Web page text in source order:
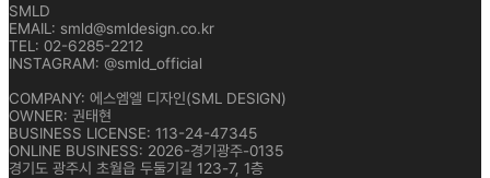
SMLD
EMAIL: smld@smldesign.co.kr
TEL: 02-6285-2212
INSTAGRAM: @smld_official
COMPANY: 에스엠엘 디자인(SML DESIGN)
OWNER: 권태현
BUSINESS LICENSE: 113-24-47345
ONLINE BUSINESS: 2026-경기광주-0135
경기도 광주시 초월읍 두둘기길 123-7, 1층